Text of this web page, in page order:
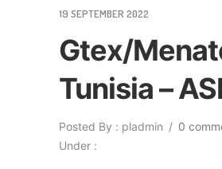
19 SEPTEMBER 2022
Gtex/
Tunisia –
Posted By : pladmin / 0
Under :